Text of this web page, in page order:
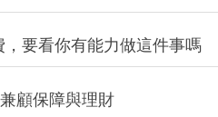
，要看你有能力做這件事嗎
顧保障與理財